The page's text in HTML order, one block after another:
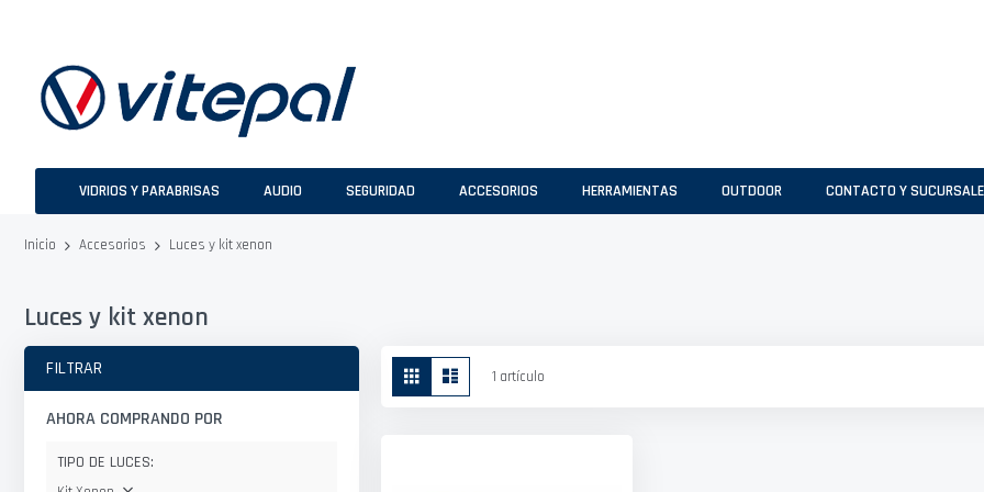
VIDRIOS Y PARABRISAS AUDIO SEGURIDAD ACCESORIOS HERRAMIENTAS OUTDOOR CONTACTO Y
Inicio Accesorios Luces y kit xenon
Luces y kit xenon
Ver
como
Parrilla 1 artículo
FILTRAR
AHORA COMPRANDO POR
TIPO DE LUCES